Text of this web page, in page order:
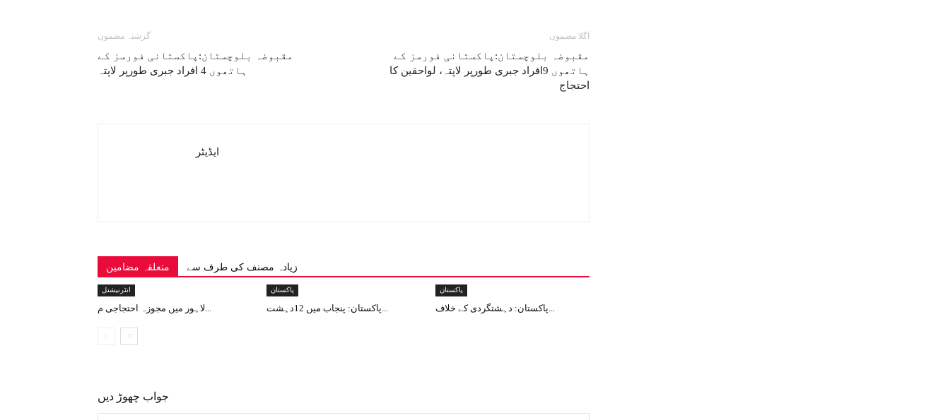
گزشتہ مضمون
مقبوضہ بلوچستان:پاکستانی فورسز کے
ہاتھوں 4 افراد جبری طورپر لاپتہ
اگلا مضمون
مقبوضہ بلوچستان:پاکستانی فورسز کے
ہاتھوں 9افراد جبری طورپر لاپتہ، لواحقین کا
احتجاج
ایڈیٹر
متعلقہ مضامین زیادہ مصنف کی طرف سے
انٹرنیشنل
لاہور میں مجوزہ احتجاجی م...
پاکستان
پاکستان: پنجاب میں 12دہشت...
پاکستان
پاکستان: دہشتگردی کے خلاف...
جواب چھوڑ دیں